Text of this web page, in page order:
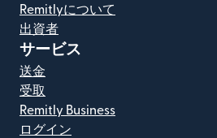
Remitlyについて
出資者
サービス
送金
受取
Remitly Business
ログイン